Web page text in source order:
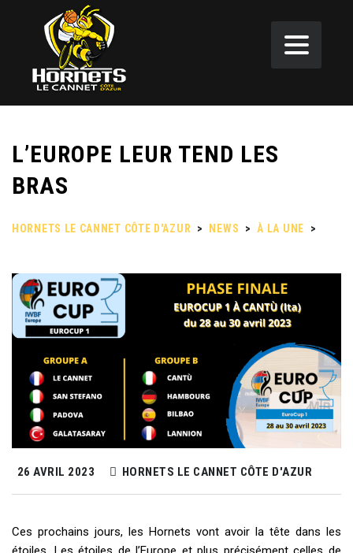
L’EUROPE LEUR TEND LES
BRAS
HORNETS LE CANNET CÔTE D'AZUR > NEWS > À LA UNE
>
26 AVRIL 2023 HORNETS LE CANNET CÔTE D'AZUR
Ces prochains jours, les Hornets vont avoir la tête dans les